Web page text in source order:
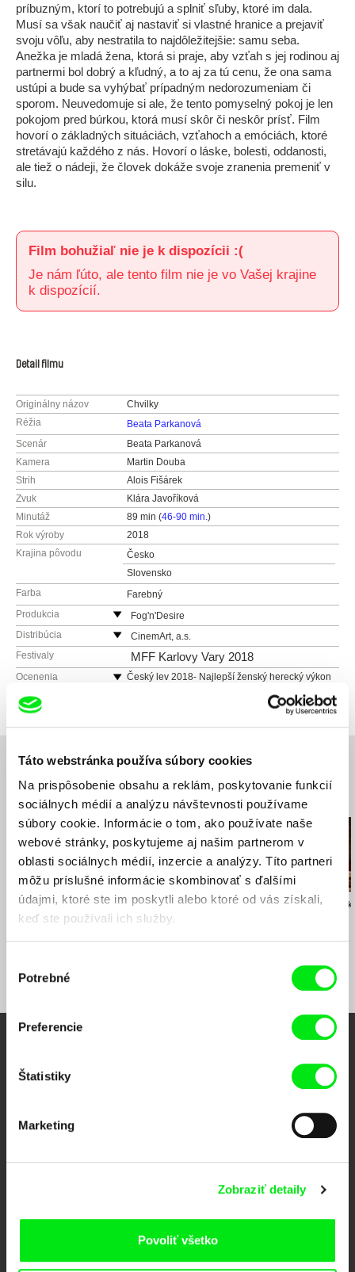
Táto webstránka používa súbory cookies
Na prispôsobenie obsahu a reklám, poskytovanie funkcií
sociálnych médií a analýzu návštevnosti používame
súbory cookie. Informácie o tom, ako používate naše
webové stránky, poskytujeme aj našim partnerom v
oblasti sociálnych médií, inzercie a analýzy. Títo partneri
môžu príslušné informácie skombinovať s ďalšími
údajmi, ktoré ste im poskytli alebo ktoré od vás získali,
keď ste používali ich služby.
súhlasu
Potrebné
Preferencie
Štatistiky
Marketing
Zobraziť detaily
Povoliť všetko
príbuzným, ktorí to potrebujú a splniť sľuby, ktoré im dala.
Musí sa však naučiť aj nastaviť si vlastné hranice a prejaviť
svoju vôľu, aby nestratila to najdôležitejšie: samu seba.
Anežka je mladá žena, ktorá si praje, aby vzťah s jej rodinou aj
partnermi bol dobrý a kľudný, a to aj za tú cenu, že ona sama
ustúpi a bude sa vyhýbať prípadným nedorozumeniam či
sporom. Neuvedomuje si ale, že tento pomyselný pokoj je len
pokojom pred búrkou, ktorá musí skôr či neskôr prísť. Film
hovorí o základných situáciách, vzťahoch a emóciách, ktoré
stretávajú každého z nás. Hovorí o láske, bolesti, oddanosti,
ale tiež o nádeji, že človek dokáže svoje zranenia premeniť v
silu.
Film bohužiaľ nie je k dispozícii :(
Je nám ľúto, ale tento film nie je vo Vašej krajine
k dispozícií.
Detail filmu
Originálny názov
Chvilky
Réžia
Beata Parkanová
Scenár
Beata Parkanová
Kamera
Martin Douba
Strih
Alois Fišárek
Zvuk
Klára Javoříková
Minutáž
89 min (46-90 min.)
Rok výroby
2018
Krajina pôvodu
Česko
Slovensko
Farba
Farebný
Produkcia
Fog'n'Desire
Voroněžská 24
101 00 Praha 10
Česko
Česko
Distribúcia
CinemArt, a.s.
Národní třída 28
111 21 Praha 1
tel: +420 224 949 110
e-mail:info@cinemart.cz
Festivaly MFF Karlovy Vary 2018
Ocenenia
Český lev 2018- Najlepší ženský herecký výkon
Súvisiace filmy (20)
Drahomíra Vihanová
Správa o putovaní
Václav Kadrnka
Osemdesiat listov
Bohdan Karásek